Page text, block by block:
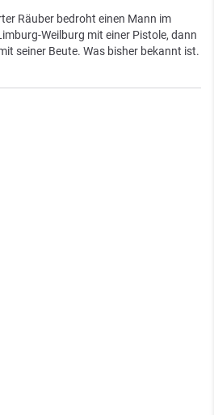
Räuber bedroht einen Mann im
Weilburg mit einer Pistole, dann
seiner Beute. Was bisher bekannt ist.